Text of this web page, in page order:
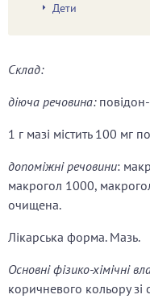
Дети
Склад:
діюча речовина:
1 г мазі містить 100 мг
допоміжні речовини:
макрогол 1000,
очищена.
Лікарська форма. Мазь.
Основні фізико-хімічні
коричневого кольору